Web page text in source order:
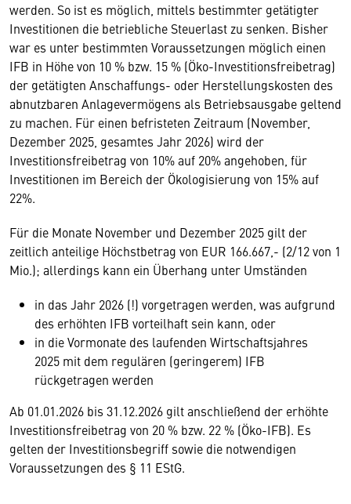
werden. So ist es möglich, mittels bestimmter getätigter
Investitionen die betriebliche Steuerlast zu senken. Bisher
war es unter bestimmten Voraussetzungen möglich einen
IFB in Höhe von 10 % bzw. 15 % (Öko-Investitionsfreibetrag)
der getätigten Anschaffungs- oder Herstellungskosten des
abnutzbaren Anlagevermögens als Betriebsausgabe geltend
zu machen. Für einen befristeten Zeitraum (November,
Dezember 2025, gesamtes Jahr 2026) wird der
Investitionsfreibetrag von 10% auf 20% angehoben, für
Investitionen im Bereich der Ökologisierung von 15% auf
22%.
Für die Monate November und Dezember 2025 gilt der
zeitlich anteilige Höchstbetrag von EUR 166.667,- (2/12 von 1
Mio.); allerdings kann ein Überhang unter Umständen
in das Jahr 2026 (!) vorgetragen werden, was aufgrund
des erhöhten IFB vorteilhaft sein kann, oder
in die Vormonate des laufenden Wirtschaftsjahres
2025 mit dem regulären (geringerem) IFB
rückgetragen werden
Ab 01.01.2026 bis 31.12.2026 gilt anschließend der erhöhte
Investitionsfreibetrag von 20 % bzw. 22 % (Öko-IFB). Es
gelten der Investitionsbegriff sowie die notwendigen
Voraussetzungen des § 11 EStG.